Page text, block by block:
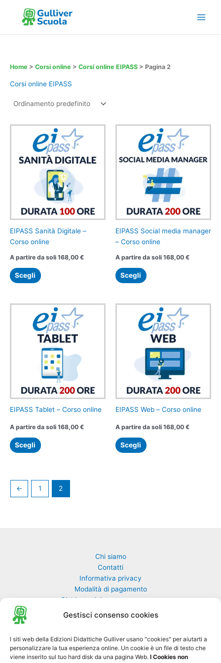
Gestisci consenso cookies
I siti web della Edizioni Didattiche Gulliver usano "cookies" per aiutarti a
personalizzare la tua esperienza online. Un cookie è un file di testo che
viene inserito sul tuo hard disk da una pagina Web. I Cookies non
contenuto
Home > Corsi online > Corsi online EIPASS > Pagina 2
Corsi online EIPASS
EIPASS Sanità Digitale –
Corso online
A partire da soli 168,00 €
Scegli
Questo
prodotto
ha
più
varianti.
Le
opzioni
possono
essere
scelte
nella
del
prodotto
EIPASS Social media manager
– Corso online
A partire da soli 168,00 €
Scegli
Questo
prodotto
ha
più
varianti.
Le
opzioni
essere
scelte
nella
del
prodotto
EIPASS Tablet – Corso online
A partire da soli 168,00 €
Scegli
Questo
prodotto
ha
più
varianti.
Le
opzioni
possono
essere
scelte
pagina
prodotto
EIPASS Web – Corso online
A partire da soli 168,00 €
Scegli
Questo
prodotto
ha
più
varianti.
Le
opzioni
essere
scelte
pagina
prodotto
← 1 2
Chi siamo
Contatti
Informativa privacy
Modalità di pagamento
Richiesta rivista non pervenuta
Richiedi una classe di GulliverEdu
Nuovo Gulliver News